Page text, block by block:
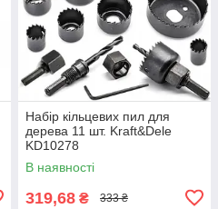
Набір кільцевих пил для
дерева 11 шт. Kraft&Dele
KD10278
В наявності
319,68 ₴ 333 ₴